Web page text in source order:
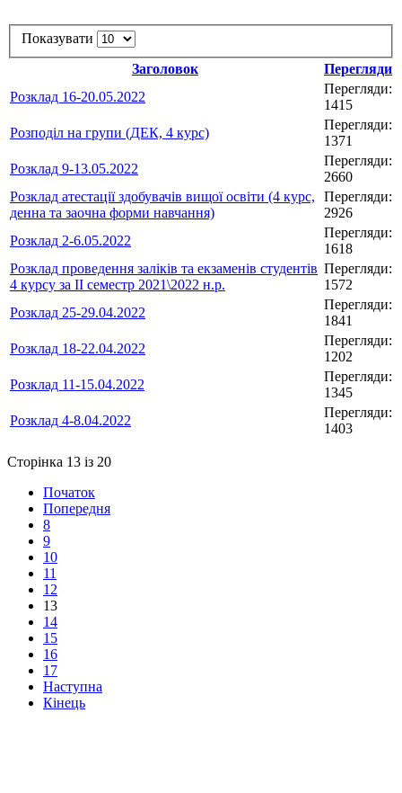
Показувати
Заголовок
Перегляди
Розклад 16-20.05.2022
Перегляди:
1415
Розподіл на групи (ДЕК, 4 курс)
Перегляди:
1371
Розклад 9-13.05.2022
Перегляди:
2660
Розклад атестації здобувачів вищої освіти (4 курс,
денна та заочна форми навчання)
Перегляди:
2926
Розклад 2-6.05.2022
Перегляди:
1618
Розклад проведення заліків та екзаменів студентів
4 курсу за ІІ семестр 2021\2022 н.р.
Перегляди:
1572
Розклад 25-29.04.2022
Перегляди:
1841
Розклад 18-22.04.2022
Перегляди:
1202
Розклад 11-15.04.2022
Перегляди:
1345
Розклад 4-8.04.2022
Перегляди:
1403
Сторінка 13 із 20
Початок
Попередня
8
9
10
11
12
13
14
15
16
17
Наступна
Кінець